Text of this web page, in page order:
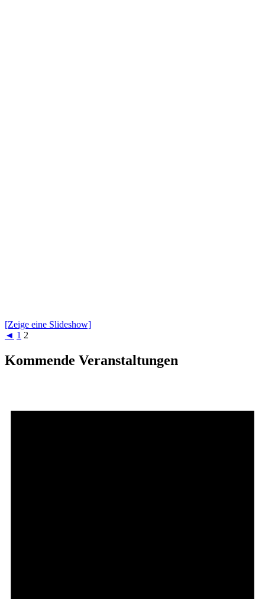
[Zeige eine Slideshow]
◄ 1 2
Kommende Veranstaltungen